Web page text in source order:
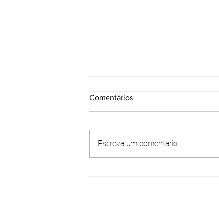
Comentários
Escreva um comentário